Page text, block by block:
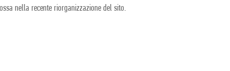
nella recente riorganizzazione del sito.